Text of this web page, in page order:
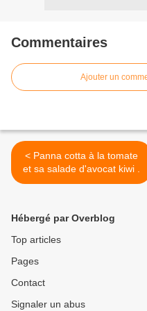
Commentaires
Ajouter un
< Panna cotta à la tomate
et sa salade d'avocat kiwi .
Hébergé par Overblog
Top articles
Pages
Contact
Signaler un abus